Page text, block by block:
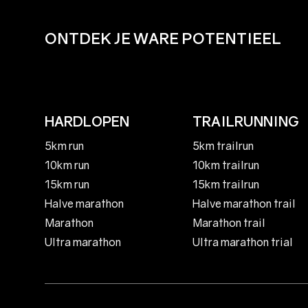
ONTDEK JE WARE POTENTIEEL
HARDLOPEN
5km run
10km run
15km run
Halve marathon
Marathon
Ultra marathon
TRAILRUNNING
5km trailrun
10km trailrun
15km trailrun
Halve marathon trail
Marathon trail
Ultra marathon trial